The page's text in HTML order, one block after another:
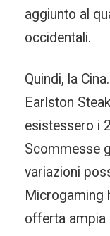
aggiunto al
occidentali.
Quindi, la
Earlston
esistessero i
Scommesse
variazioni
Microgaming
offerta ampia